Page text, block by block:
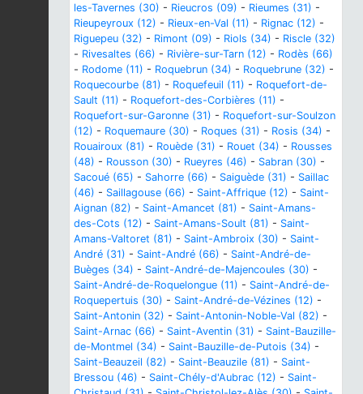
les-Tavernes (30) - Rieucros (09) - Rieumes (31) -
Rieupeyroux (12) - Rieux-en-Val (11) - Rignac (12) -
Riguepeu (32) - Rimont (09) - Riols (34) - Riscle (32)
- Rivesaltes (66) - Rivière-sur-Tarn (12) - Rodès (66)
- Rodome (11) - Roquebrun (34) - Roquebrune (32) -
Roquecourbe (81) - Roquefeuil (11) - Roquefort-de-
Sault (11) - Roquefort-des-Corbières (11) -
Roquefort-sur-Garonne (31) - Roquefort-sur-Soulzon
(12) - Roquemaure (30) - Roques (31) - Rosis (34) -
Rouairoux (81) - Rouède (31) - Rouet (34) - Rousses
(48) - Rousson (30) - Rueyres (46) - Sabran (30) -
Sacoué (65) - Sahorre (66) - Saiguède (31) - Saillac
(46) - Saillagouse (66) - Saint-Affrique (12) - Saint-
Aignan (82) - Saint-Amancet (81) - Saint-Amans-
des-Cots (12) - Saint-Amans-Soult (81) - Saint-
Amans-Valtoret (81) - Saint-Ambroix (30) - Saint-
André (31) - Saint-André (66) - Saint-André-de-
Buèges (34) - Saint-André-de-Majencoules (30) -
Saint-André-de-Roquelongue (11) - Saint-André-de-
Roquepertuis (30) - Saint-André-de-Vézines (12) -
Saint-Antonin (32) - Saint-Antonin-Noble-Val (82) -
Saint-Arnac (66) - Saint-Aventin (31) - Saint-Bauzille-
de-Montmel (34) - Saint-Bauzille-de-Putois (34) -
Saint-Beauzeil (82) - Saint-Beauzile (81) - Saint-
Bressou (46) - Saint-Chély-d'Aubrac (12) - Saint-